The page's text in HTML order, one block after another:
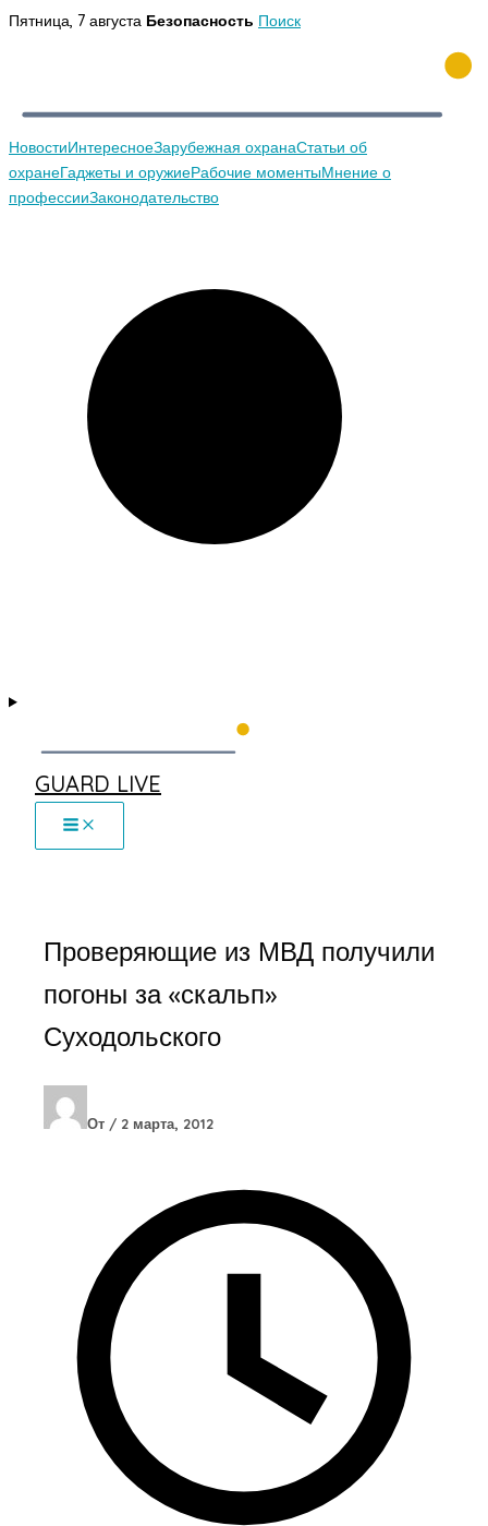
Перейти
Пятница, 7 августа Безопасность Поиск
НовостиИнтересноеЗарубежная охранаСтатьи об
охранеГаджеты и оружиеРабочие моментыМнение о
профессииЗаконодательство
GUARD LIVE
Проверяющие из МВД получили
погоны за «скальп»
Суходольского
От / 2 марта, 2012